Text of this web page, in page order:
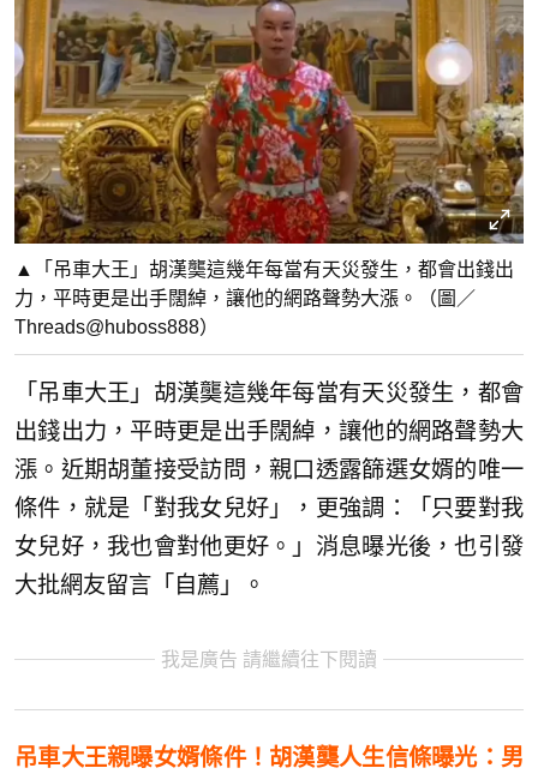
▲「吊車大王」胡漢龑這幾年每當有天災發生，都會出錢出
力，平時更是出手闊綽，讓他的網路聲勢大漲。（圖／
Threads@huboss888）
「吊車大王」胡漢龑這幾年每當有天災發生，都會
出錢出力，平時更是出手闊綽，讓他的網路聲勢大
漲。近期胡董接受訪問，親口透露篩選女婿的唯一
條件，就是「對我女兒好」，更強調：「只要對我
女兒好，我也會對他更好。」消息曝光後，也引發
大批網友留言「自薦」。
我是廣告 請繼續往下閱讀
吊車大王親曝女婿條件！胡漢龑人生信條曝光：男